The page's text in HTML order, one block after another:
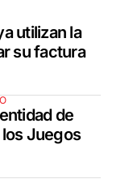
utilizan la
su factura
de
los Juegos